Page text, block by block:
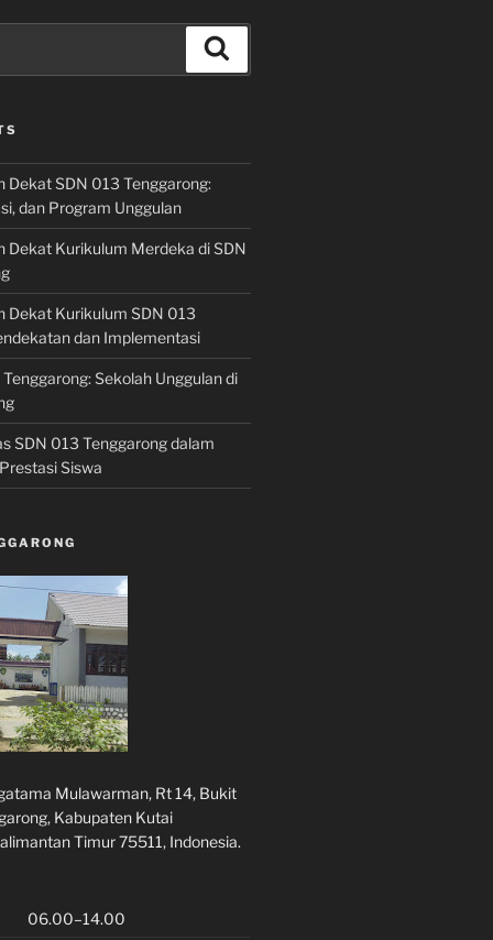
Dekat SDN 013 Tenggarong:
dan Program Unggulan
Dekat Kurikulum Merdeka di SDN
Dekat Kurikulum SDN 013
dan Implementasi
Sekolah Unggulan di
SDN 013 Tenggarong dalam
Siswa
Mulawarman, Rt 14, Bukit
Kabupaten Kutai
Timur 75511, Indonesia.
06.00–14.00